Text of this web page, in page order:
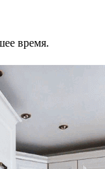
время.